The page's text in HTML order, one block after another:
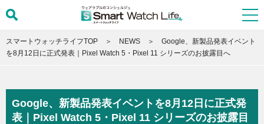
スマートウォッチライフTOP NEWS
Google、新製品発表イベント
を8月12日に正式発表｜Pixel Watch 5・Pixel 11 シリーズのお披露目へ
Google、新製品発表イベントを8月12日に正式発
表｜Pixel Watch 5・Pixel 11 シリーズのお披露目